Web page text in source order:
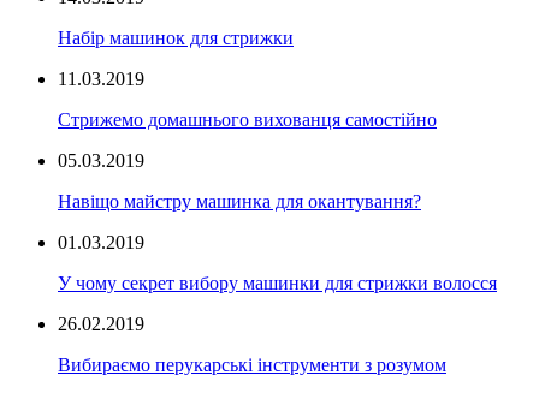
Набір машинок для стрижки
11.03.2019
Стрижемо домашнього вихованця самостійно
05.03.2019
Навіщо майстру машинка для окантування?
01.03.2019
У чому секрет вибору машинки для стрижки волосся
26.02.2019
Вибираємо перукарські інструменти з розумом